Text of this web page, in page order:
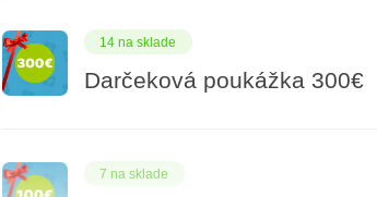
14 na sklade
Darčeková poukážka 300€
7 na sklade